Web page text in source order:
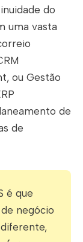
do
uma vasta
ou Gestão
de
de
é que
negócio